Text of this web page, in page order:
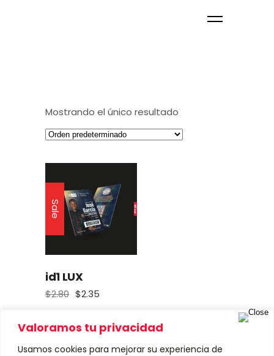
Valoramos tu privacidad
Usamos cookies para mejorar su experiencia de
Mostrando el único resultado
Sale
id1 LUX
$2.80
El
era:
$2.80.
$2.35
El
es:
$2.35.